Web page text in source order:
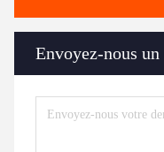
Envoyez-nous